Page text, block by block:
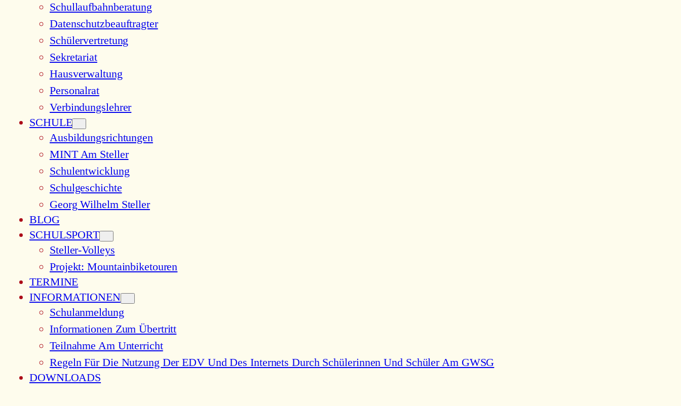
Schullaufbahnberatung
Datenschutzbeauftragter
Schülervertretung
Sekretariat
Hausverwaltung
Personalrat
Verbindungslehrer
SCHULE
Ausbildungsrichtungen
MINT Am Steller
Schulentwicklung
Schulgeschichte
Georg Wilhelm Steller
BLOG
SCHULSPORT
Steller-Volleys
Projekt: Mountainbiketouren
TERMINE
INFORMATIONEN
Schulanmeldung
Informationen Zum Übertritt
Teilnahme Am Unterricht
Regeln Für Die Nutzung Der EDV Und Des Internets Durch Schülerinnen Und Schüler Am GWSG
DOWNLOADS